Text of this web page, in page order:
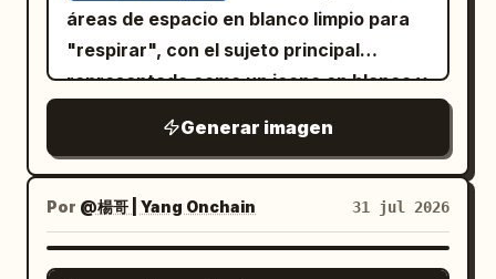
de altura específicos; etiquetando el
reposacabezas, respaldo, reposabrazos,
cojín del asiento, soporte lumbar y patas
proporcionar estructuras internas
explotadas; mostrando escenarios de
oficina, lectura y descanso breve; la
sección de evidencia solo muestra
descripciones estructurales y fuentes
COMUNES Go to the library (ir a la
biblioteca) Borrow from the library
(tomar prestado de la biblioteca) Public
(carné de biblioteca) GRAMÁTICA
Countable noun (sustantivo contable)
Plural form: libraries (plural: libraries)
PALABRAS RELACIONADAS Librarian
(bibliotecario) · Shelf (estante) ·
áreas de espacio en blanco limpio para
"respirar", con el sujeto principal
representado como un icono en blanco y
visual con bordes definidos. Parte del
sujeto se superpone a un campo
rectangular de color sólido
, creando
un efecto de capas similar a un
escenario. La capa de información utiliza
Generar imagen
Por @楊哥 | Yang Onchain 31 jul 2026
GPT IMAGE 2